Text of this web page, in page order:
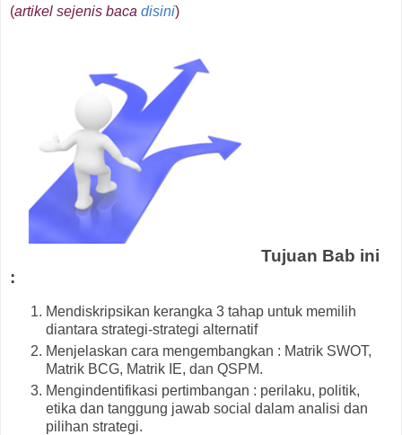
(artikel sejenis baca disini)
Tujuan Bab ini
:
Mendiskripsikan kerangka 3 tahap untuk memilih
diantara strategi-strategi alternatif
Menjelaskan cara mengembangkan : Matrik SWOT,
Matrik BCG, Matrik IE, dan QSPM.
Mengindentifikasi pertimbangan : perilaku, politik,
etika dan tanggung jawab social dalam analisi dan
pilihan strategi.